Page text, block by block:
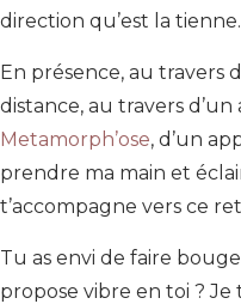
direction qu’est la tienne.
En présence, au travers
distance, au travers
Metamorph’ose, d’un
prendre ma main et
t’accompagne vers ce
Tu as envi de faire
propose vibre en toi ? Je